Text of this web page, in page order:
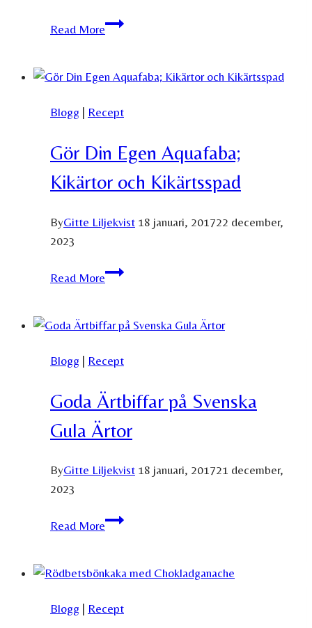
Read MoreVegosalami
Vegansk
Blogg
Recept
Gör Din Egen Aquafaba;
Kikärtor och Kikärtsspad
ByGitte Liljekvist 18 januari, 201722 december,
2023
Read MoreGör
Aquafaba;
och
Blogg | Recept
Goda Ärtbiffar på Svenska
Gula Ärtor
ByGitte Liljekvist 18 januari, 201721 december,
2023
Read MoreGoda
Svenska
Ärtor
Blogg Recept